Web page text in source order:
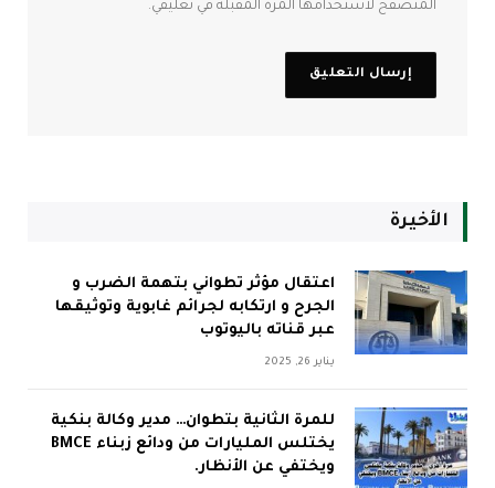
المتصفح لاستخدامها المرة المقبلة في تعليقي.
الأخيرة
اعتقال مؤثر تطواني بتهمة الضرب و
الجرح و ارتكابه لجرائم غابوية وتوثيقها
عبر قناته باليوتوب
يناير 26, 2025
للمرة الثانية بتطوان… مدير وكالة بنكية
يختلس المليارات من ودائع زبناء BMCE
ويختفي عن الأنظار.